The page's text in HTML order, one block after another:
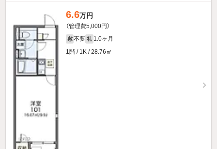
6.6万円
（管理費5,000円）
敷 不要 礼 1.0ヶ月
1階 / 1K / 28.76㎡